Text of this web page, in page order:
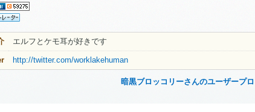
エルフとケモ耳が好きです
http://twitter.com/worklakehuman
暗黒ブロッコリーさんのユーザープ